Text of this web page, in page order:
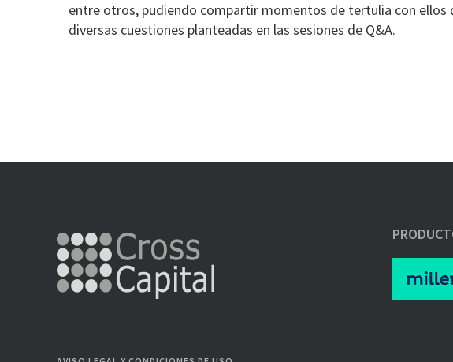
entre otros, pudiendo compartir momentos de tertulia con ellos
diversas cuestiones planteadas en las sesiones de Q&A.